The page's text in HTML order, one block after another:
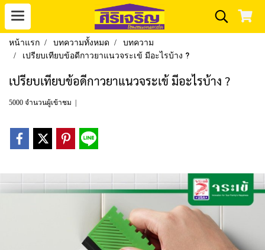
หน้าแรก บทความทั้งหมด
บทความ
เปรียบเทียบข้อดีกาวยาแนวจระเข้ มีอะไรบ้าง ?
เปรียบเทียบข้อดีกาวยาแนวจระเข้ มีอะไรบ้าง ?
5000 จำนวนผู้เข้าชม